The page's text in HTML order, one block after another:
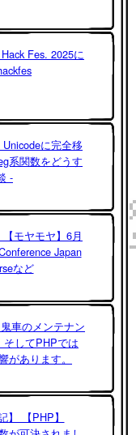
Fes. 2025に
に完全移
系関数をどうす
-
【モヤモヤ】6月
Japan
など
車のメンテナン
してPHPでは
があります。
】 【PHP】